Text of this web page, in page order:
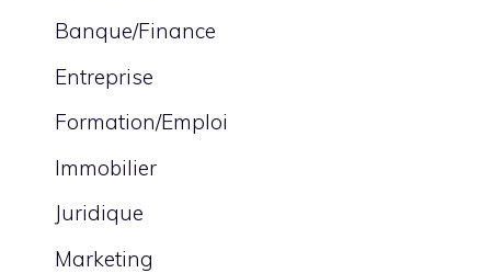
Banque/Finance
Entreprise
Formation/Emploi
Immobilier
Juridique
Marketing